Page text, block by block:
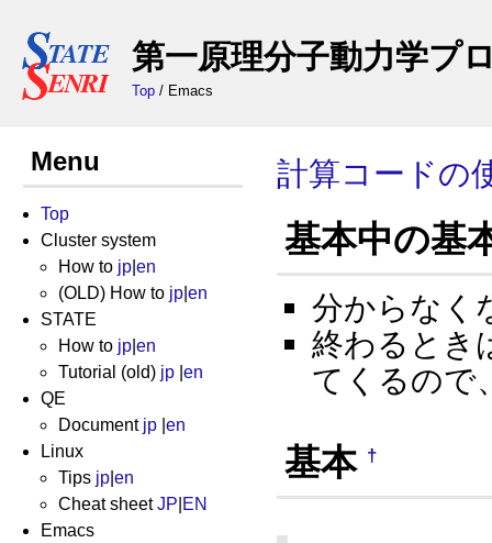
第一原理分子動力学プ
Top / Emacs
Menu
Top
Cluster system
How to jp en
(OLD) How to jp en
STATE
How to jp en
Tutorial (old) jp en
QE
Document jp en
Linux
Tips jp en
Cheat sheetJP EN
Emacs
計算コードの
基本中の基
分からなく
終わるとき
てくるので
基本 †